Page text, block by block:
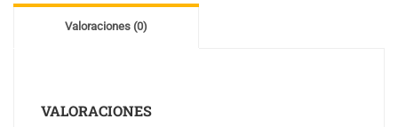
Valoraciones (0)
VALORACIONES